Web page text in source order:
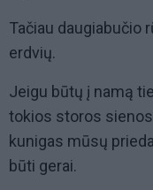
Tačiau daugiabučio
erdvių.
Jeigu būtų į namą
tokios storos
kunigas mūsų
būti gerai.